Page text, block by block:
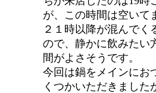
が、この時間は空いて
２１時以降が混んでく
ので、静かに飲みたい
間がよさそうです。
今回は鍋をメインにお
くつかいただきました